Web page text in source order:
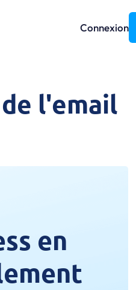
Connexion
l'email
en